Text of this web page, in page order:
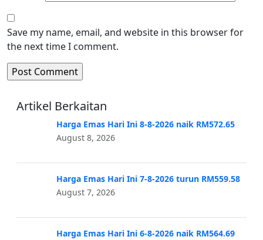
Save my name, email, and website in this browser for
the next time I comment.
Artikel Berkaitan
Harga Emas Hari Ini 8-8-2026 naik RM572.65
August 8, 2026
Harga Emas Hari Ini 7-8-2026 turun RM559.58
August 7, 2026
Harga Emas Hari Ini 6-8-2026 naik RM564.69